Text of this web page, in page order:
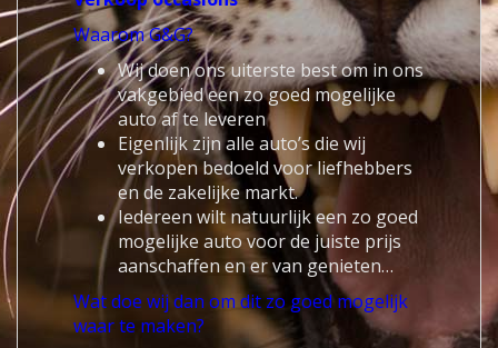
Waarom G&G?
Wij doen ons uiterste best om in ons
vakgebied een zo goed mogelijke
auto af te leveren
Eigenlijk zijn alle auto’s die wij
verkopen bedoeld voor liefhebbers
en de zakelijke markt.
Iedereen wilt natuurlijk een zo goed
mogelijke auto voor de juiste prijs
aanschaffen en er van genieten…
Wat doe wij dan om dit zo goed mogelijk
waar te maken?